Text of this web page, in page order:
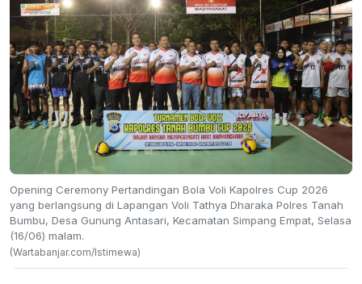
Opening Ceremony Pertandingan Bola Voli Kapolres Cup 2026
yang berlangsung di Lapangan Voli Tathya Dharaka Polres Tanah
Bumbu, Desa Gunung Antasari, Kecamatan Simpang Empat, Selasa
(16/06) malam.
(Wartabanjar.com/Istimewa)